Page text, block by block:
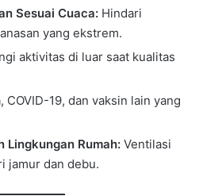
Sesuai Cuaca: Hindari
yang ekstrem.
aktivitas di luar saat kualitas
COVID-19, dan vaksin lain yang
Lingkungan Rumah: Ventilasi
jamur dan debu.